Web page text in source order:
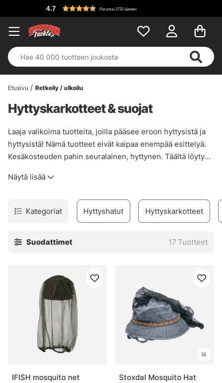
4.7 Perustuu 2732 ääneen
Etusivu Retkeily / ulkoilu
Hyttyskarkotteet & suojat
Laaja valikoima tuotteita, joilla pääsee eroon hyttysistä ja
hyttysistä! Nämä tuotteet eivät kaipaa enempää esittelyä.
Kesäkosteuden pahin seuralainen, hyttynen. Täältä löytyy
toimivan hyvin hyttysten ja sääskien loitolla pitämiseen.
Näytä lisää
Kategoriat Hyttyshatut Hyttyskarkotteet
Suodattimet 17 Tuotteet
IFISH mosquito net
Stoxdal Mosquito Hat